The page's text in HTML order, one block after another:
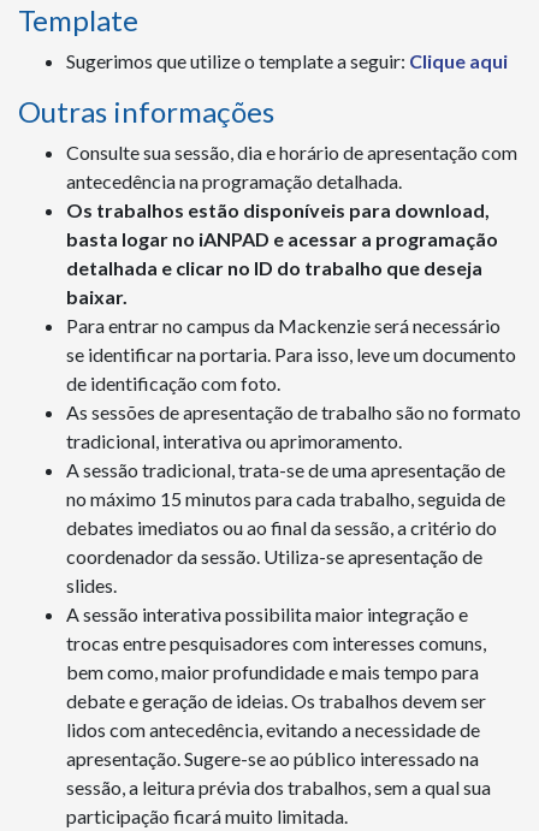
Template
Sugerimos que utilize o template a seguir: Clique aqui
Outras informações
Consulte sua sessão, dia e horário de apresentação com
antecedência na programação detalhada.
Os trabalhos estão disponíveis para download,
basta logar no iANPAD e acessar a programação
detalhada e clicar no ID do trabalho que deseja
baixar.
Para entrar no campus da Mackenzie será necessário
se identificar na portaria. Para isso, leve um documento
de identificação com foto.
As sessões de apresentação de trabalho são no formato
tradicional, interativa ou aprimoramento.
A sessão tradicional, trata-se de uma apresentação de
no máximo 15 minutos para cada trabalho, seguida de
debates imediatos ou ao final da sessão, a critério do
coordenador da sessão. Utiliza-se apresentação de
slides.
A sessão interativa possibilita maior integração e
trocas entre pesquisadores com interesses comuns,
bem como, maior profundidade e mais tempo para
debate e geração de ideias. Os trabalhos devem ser
lidos com antecedência, evitando a necessidade de
apresentação. Sugere-se ao público interessado na
sessão, a leitura prévia dos trabalhos, sem a qual sua
participação ficará muito limitada.